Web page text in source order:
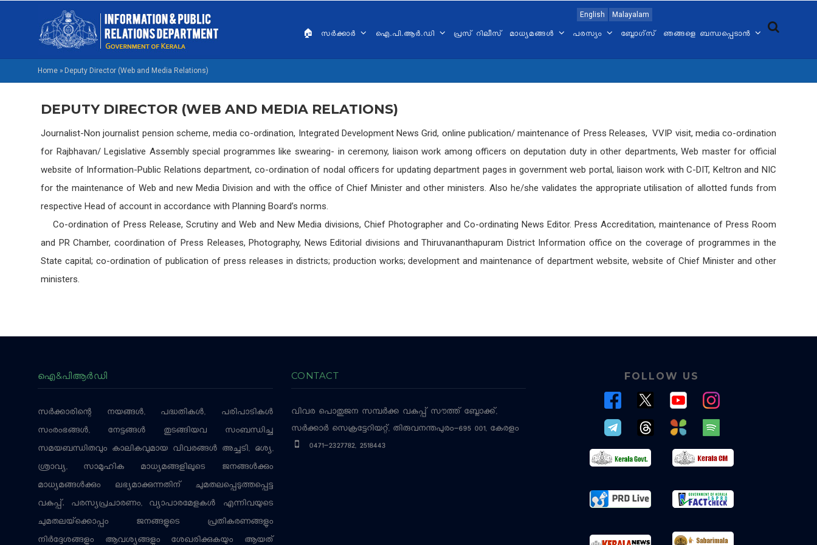
English Malayalam
NAVIGATION
🏠 സർക്കാർ ഐ.പി.ആർ.ഡി പ്രസ് റിലീസ് മാധ്യമങ്ങൾ പരസ്യം ബ്ലോഗ്സ് ഞങ്ങളെ ബന്ധപ്പെടാൻ
BREADCRUMB
Home » Deputy Director (Web and Media Relations)
DEPUTY DIRECTOR (WEB AND MEDIA RELATIONS)
Journalist-Non journalist pension scheme, media co-ordination, Integrated Development News Grid, online publication/ maintenance of Press Releases, VVIP visit, media co-ordination
for Rajbhavan/ Legislative Assembly special programmes like swearing- in ceremony, liaison work among officers on deputation duty in other departments, Web master for official
website of Information-Public Relations department, co-ordination of nodal officers for updating department pages in government web portal, liaison work with C-DIT, Keltron and NIC
for the maintenance of Web and new Media Division and with the office of Chief Minister and other ministers. Also he/she validates the appropriate utilisation of allotted funds from
respective Head of account in accordance with Planning Board’s norms.
Co-ordination of Press Release, Scrutiny and Web and New Media divisions, Chief Photographer and Co-ordinating News Editor. Press Accreditation, maintenance of Press Room
and PR Chamber, coordination of Press Releases, Photography, News Editorial divisions and Thiruvananthapuram District Information office on the coverage of programmes in the
State capital; co-ordination of publication of press releases in districts; production works; development and maintenance of department website, website of Chief Minister and other
ministers.
ഐ&പിആര്‍ഡി
സര്‍ക്കാരിന്റെ നയങ്ങള്‍, പദ്ധതികള്‍, പരിപാടികള്‍
സംരംഭങ്ങള്‍, നേട്ടങ്ങള്‍ തുടങ്ങിയവ സംബന്ധിച്ച
സമയബന്ധിതവും കാലികവുമായ വിവരങ്ങള്‍ അച്ചടി, ദൃശ്യ,
ശ്രാവ്യ, സാമൂഹിക മാധ്യമങ്ങളിലൂടെ ജനങ്ങള്‍ക്കും
മാധ്യമങ്ങള്‍ക്കും ലഭ്യമാക്കുന്നതിന് ചുമതലപ്പെടുത്തപ്പെട്ട
വകുപ്പ്. പരസ്യപ്രചാരണം, വ്യാപാരമേളകള്‍ എന്നിവയുടെ
ചുമതലയ്‌ക്കൊപ്പം ജനങ്ങളുടെ പ്രതികരണങ്ങളും
നിര്‍ദ്ദേശങ്ങളും ആവശ്യങ്ങളും ശേഖരിക്കുകയും ആയത്
CONTACT
വിവര പൊതുജന സമ്പര്‍ക്ക വകുപ്പ് സൗത്ത് ബ്ലോക്ക്,
സര്‍ക്കാര്‍ സെക്രട്ടേറിയറ്റ്, തിരുവനന്തപുരം-695 001, കേരളം
0471-2327782, 2518443
FOLLOW US